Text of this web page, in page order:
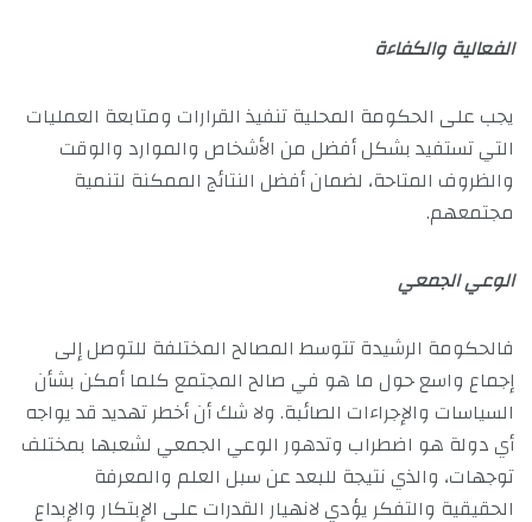
الفعالية والكفاءة
يجب على الحكومة المحلية تنفيذ القرارات ومتابعة العمليات
التي تستفيد بشكل أفضل من الأشخاص والموارد والوقت
والظروف المتاحة، لضمان أفضل النتائج الممكنة لتنمية
مجتمعهم.
الوعي الجمعي
فالحكومة الرشيدة تتوسط المصالح المختلفة للتوصل إلى
إجماع واسع حول ما هو في صالح المجتمع كلما أمكن بشأن
السياسات والإجراءات الصائبة. ولا شك أن أخطر تهديد قد يواجه
أي دولة هو اضطراب وتدهور الوعي الجمعي لشعبها بمختلف
توجهات، والذي نتيجة للبعد عن سبل العلم والمعرفة
الحقيقية والتفكر يؤدي لانهيار القدرات على الإبتكار والإبداع